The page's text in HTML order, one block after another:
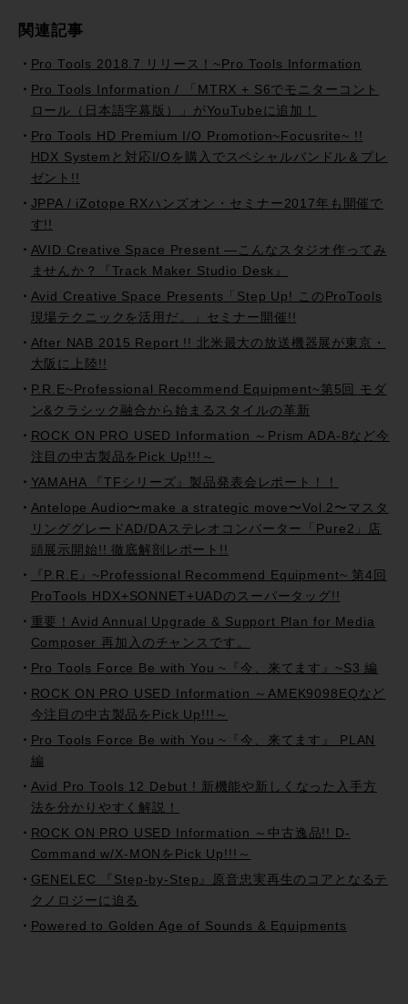
関連記事
Pro Tools 2018.7 リリース！~Pro Tools Information
Pro Tools Information / 「MTRX + S6でモニターコント
ロール（日本語字幕版）」がYouTubeに追加！
Pro Tools HD Premium I/O Promotion~Focusrite~ !!
HDX Systemと対応I/Oを購入でスペシャルバンドル＆プレ
ゼント!!
JPPA / iZotope RXハンズオン・セミナー2017年も開催で
す!!
AVID Creative Space Present —こんなスタジオ作ってみ
ませんか？『Track Maker Studio Desk』
Avid Creative Space Presents「Step Up! このProTools
現場テクニックを活用だ。」セミナー開催!!
After NAB 2015 Report !! 北米最大の放送機器展が東京・
大阪に上陸!!
P.R.E~Professional Recommend Equipment~第5回 モダ
ン&クラシック融合から始まるスタイルの革新
ROCK ON PRO USED Information ～Prism ADA-8など今
注目の中古製品をPick Up!!!～
YAMAHA 『TFシリーズ』製品発表会レポート！！
Antelope Audio〜make a strategic move〜Vol.2〜マスタ
リンググレードAD/DAステレオコンバーター「Pure2」店
頭展示開始!! 徹底解剖レポート!!
『P.R.E』~Professional Recommend Equipment~ 第4回
ProTools HDX+SONNET+UADのスーパータッグ!!
重要！Avid Annual Upgrade & Support Plan for Media
Composer 再加入のチャンスです。
Pro Tools Force Be with You ~『今、来てます』~S3 編
ROCK ON PRO USED Information ～AMEK9098EQなど
今注目の中古製品をPick Up!!!～
Pro Tools Force Be with You ~『今、来てます』 PLAN
編
Avid Pro Tools 12 Debut ! 新機能や新しくなった入手方
法を分かりやすく解説！
ROCK ON PRO USED Information ～中古逸品!! D-
Command w/X-MONをPick Up!!!～
GENELEC 『Step-by-Step』原音忠実再生のコアとなるテ
クノロジーに迫る
Powered to Golden Age of Sounds & Equipments